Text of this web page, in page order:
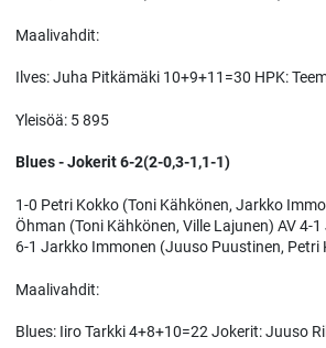
Maalivahdit:
Ilves: Juha Pitkämäki 10+9+11=30 HPK:
Yleisöä: 5 895
Blues - Jokerit 6-2(2-0,3-1,1-1)
1-0 Petri Kokko (Toni Kähkönen, Jarkko
Öhman (Toni Kähkönen, Ville Lajunen) AV 4-
6-1 Jarkko Immonen (Juuso Puustinen, Petri
Maalivahdit:
Blues: Iiro Tarkki 4+8+10=22 Jokerit: Juuso